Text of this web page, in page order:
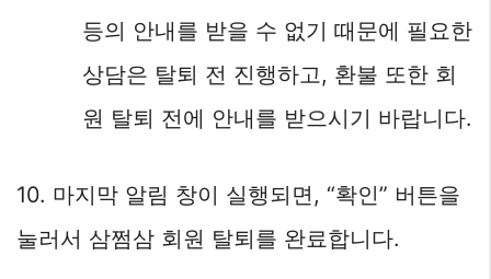
등의 안내를 받을 수 없기 때문에 필요한
상담은 탈퇴 전 진행하고, 환불 또한 회
원 탈퇴 전에 안내를 받으시기 바랍니다.
10. 마지막 알림 창이 실행되면, “확인” 버튼을
눌러서 삼쩜삼 회원 탈퇴를 완료합니다.